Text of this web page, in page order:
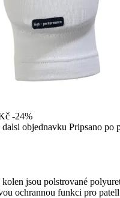
-24%
dalsi objednavku Pripsano po
jsou polstrované
ochrannou funkci pro